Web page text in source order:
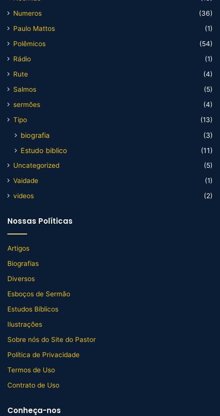
Numeros
(36)
Paulo Mattos
(1)
Polêmicos
(54)
Rádio
(1)
Rute
(4)
Salmos
(5)
sermões
(4)
Tipo
(13)
biografia
(3)
Estudo biblico
(11)
Uncategorized
(5)
Vaidade
(1)
videos
(2)
Nossas Políticas
Artigos
Biografias
Diversos
Esboços de Sermão
Estudos Bíblicos
Ilustrações
Sobre nós do Site do Pastor
Política de Privacidade
Termos de Uso
Contrato de Uso
Conheça-nos